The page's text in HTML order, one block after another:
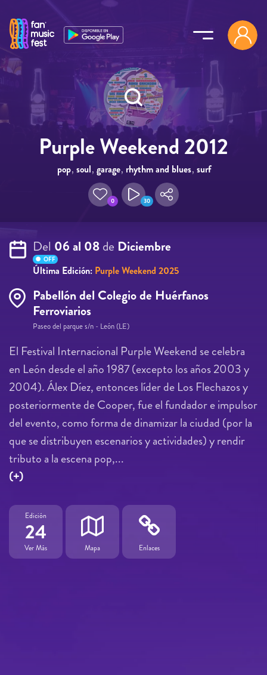
Pasar al contenido principal
Purple Weekend 2012
pop, soul, garage, rhythm and blues, surf
0 30
Del 06 al 08de Diciembre
OFF
Última Edición: Purple Weekend 2025
Pabellón del Colegio de Huérfanos
Ferroviarios
Paseo del parque s/n - León (LE)
El Festival Internacional Purple Weekend se celebra
en León desde el año 1987 (excepto los años 2003 y
2004). Álex Díez, entonces líder de Los Flechazos y
posteriormente de Cooper, fue el fundador e impulsor
del evento, como forma de dinamizar la ciudad (por la
que se distribuyen escenarios y actividades) y rendir
tributo a la escena pop,...
(+)
Edición
24
Ver Más Mapa Enlaces